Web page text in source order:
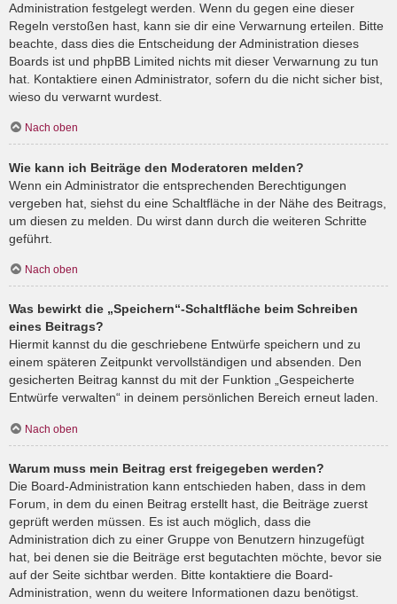
Administration festgelegt werden. Wenn du gegen eine dieser
Regeln verstoßen hast, kann sie dir eine Verwarnung erteilen. Bitte
beachte, dass dies die Entscheidung der Administration dieses
Boards ist und phpBB Limited nichts mit dieser Verwarnung zu tun
hat. Kontaktiere einen Administrator, sofern du die nicht sicher bist,
wieso du verwarnt wurdest.
Nach oben
Wie kann ich Beiträge den Moderatoren melden?
Wenn ein Administrator die entsprechenden Berechtigungen
vergeben hat, siehst du eine Schaltfläche in der Nähe des Beitrags,
um diesen zu melden. Du wirst dann durch die weiteren Schritte
geführt.
Nach oben
Was bewirkt die „Speichern“-Schaltfläche beim Schreiben
eines Beitrags?
Hiermit kannst du die geschriebene Entwürfe speichern und zu
einem späteren Zeitpunkt vervollständigen und absenden. Den
gesicherten Beitrag kannst du mit der Funktion „Gespeicherte
Entwürfe verwalten“ in deinem persönlichen Bereich erneut laden.
Nach oben
Warum muss mein Beitrag erst freigegeben werden?
Die Board-Administration kann entschieden haben, dass in dem
Forum, in dem du einen Beitrag erstellt hast, die Beiträge zuerst
geprüft werden müssen. Es ist auch möglich, dass die
Administration dich zu einer Gruppe von Benutzern hinzugefügt
hat, bei denen sie die Beiträge erst begutachten möchte, bevor sie
auf der Seite sichtbar werden. Bitte kontaktiere die Board-
Administration, wenn du weitere Informationen dazu benötigst.